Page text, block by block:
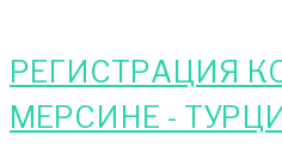
РЕГИСТРАЦИЯ
МЕРСИНЕ -